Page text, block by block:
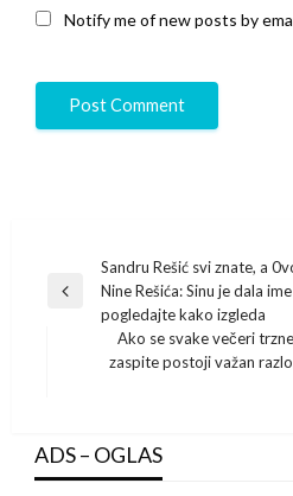
Notify me of new posts by
navigation
Previous
Sandru Rešić svi znate, a
Nine Rešića: Sinu je dala
pogledajte kako izgleda
Ako se svake večeri
zaspite postoji važan
ADS – OGLAS